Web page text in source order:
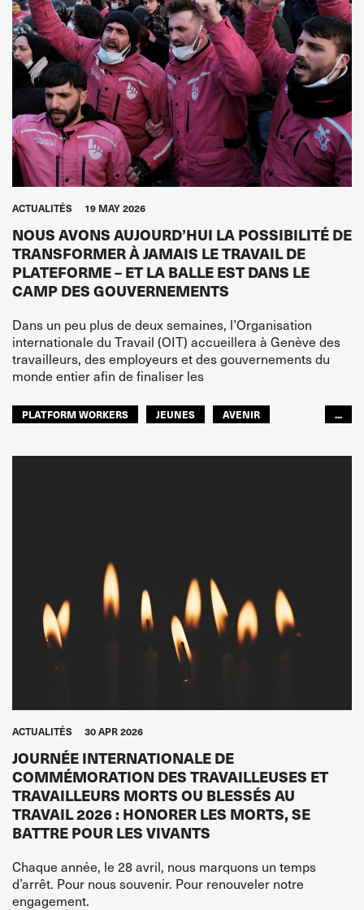
ACTUALITÉS 19 MAY 2026
NOUS AVONS AUJOURD’HUI LA POSSIBILITÉ DE
TRANSFORMER À JAMAIS LE TRAVAIL DE
PLATEFORME – ET LA BALLE EST DANS LE
CAMP DES GOUVERNEMENTS
Dans un peu plus de deux semaines, l’Organisation
internationale du Travail (OIT) accueillera à Genève des
travailleurs, des employeurs et des gouvernements du
monde entier afin de finaliser les
PLATFORM WORKERS JEUNES
AVENIR
...
ACTUALITÉS 30 APR 2026
JOURNÉE INTERNATIONALE DE
COMMÉMORATION DES TRAVAILLEUSES ET
TRAVAILLEURS MORTS OU BLESSÉS AU
TRAVAIL 2026 : HONORER LES MORTS, SE
BATTRE POUR LES VIVANTS
Chaque année, le 28 avril, nous marquons un temps
d’arrêt. Pour nous souvenir. Pour renouveler notre
engagement.